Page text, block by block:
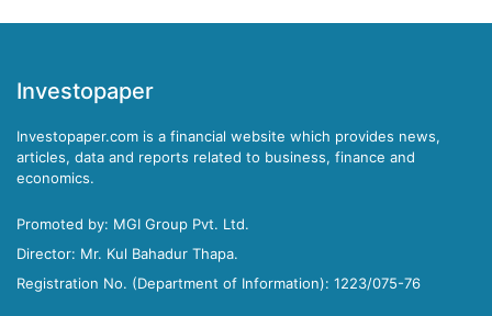
Investopaper
Investopaper.com is a financial website which provides news,
articles, data and reports related to business, finance and
economics.
Promoted by: MGI Group Pvt. Ltd.
Director: Mr. Kul Bahadur Thapa.
Registration No. (Department of Information): 1223/075-76